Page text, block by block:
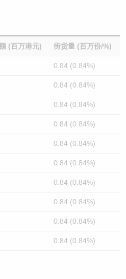
(百万港元) 街货量 (百万份/%)
0.84 (0.84%)
0.84 (0.84%)
0.84 (0.84%)
0.84 (0.84%)
0.84 (0.84%)
0.84 (0.84%)
0.84 (0.84%)
0.84 (0.84%)
0.84 (0.84%)
0.84 (0.84%)